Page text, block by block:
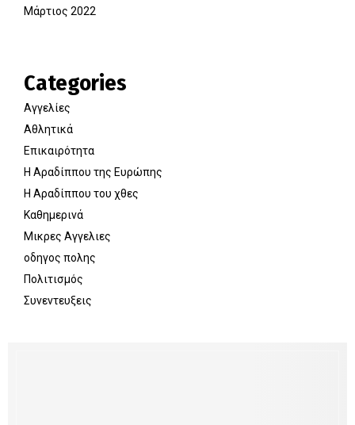
Μάρτιος 2022
Categories
Αγγελίες
Αθλητικά
Επικαιρότητα
Η Αραδίππου της Ευρώπης
Η Αραδίππου του χθες
Καθημερινά
Μικρες Αγγελιες
οδηγος πολης
Πολιτισμός
Συνεντευξεις